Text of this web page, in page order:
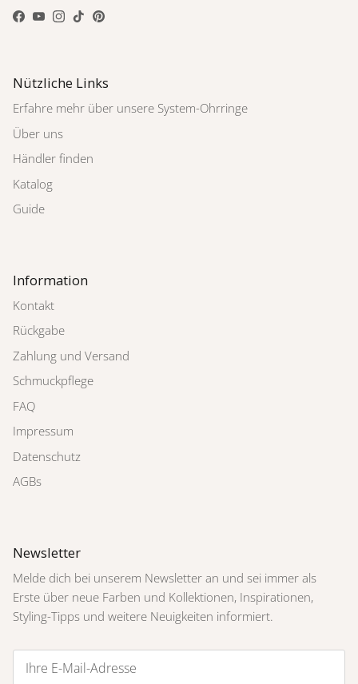
Facebook
YouTube
Instagram
TikTokPinterest
Nützliche Links
Erfahre mehr über unsere System-Ohrringe
Über uns
Händler finden
Katalog
Guide
Information
Kontakt
Rückgabe
Zahlung und Versand
Schmuckpflege
FAQ
Impressum
Datenschutz
AGBs
Newsletter
Melde dich bei unserem Newsletter an und sei immer als
Erste über neue Farben und Kollektionen, Inspirationen,
Styling-Tipps und weitere Neuigkeiten informiert.